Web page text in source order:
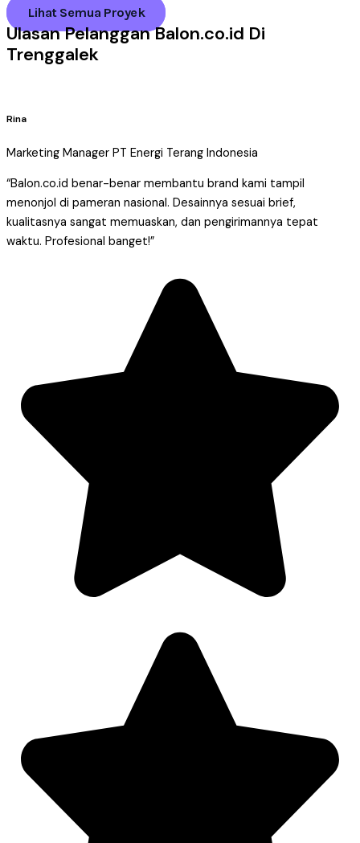
Lihat Semua Proyek
Ulasan Pelanggan Balon.co.id Di
Trenggalek
Rina
Marketing Manager PT Energi Terang Indonesia
“Balon.co.id benar-benar membantu brand kami tampil
menonjol di pameran nasional. Desainnya sesuai brief,
kualitasnya sangat memuaskan, dan pengirimannya tepat
waktu. Profesional banget!”